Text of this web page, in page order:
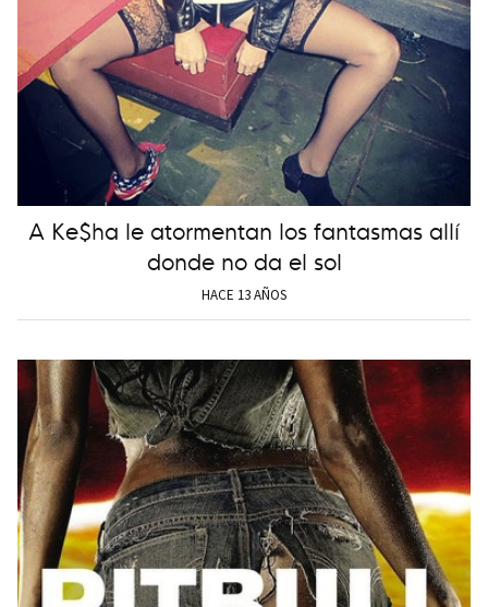
A Ke$ha le atormentan los fantasmas allí
donde no da el sol
HACE 13 AÑOS